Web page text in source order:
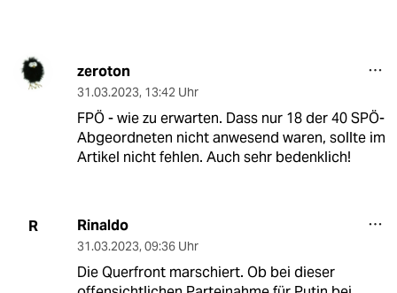
zeroton
31.03.2023, 13:42 Uhr
FPÖ - wie zu erwarten. Dass nur 18 der 40 SPÖ-
Abgeordneten nicht anwesend waren, sollte im
Artikel nicht fehlen. Auch sehr bedenklich!
R Rinaldo
31.03.2023, 09:36 Uhr
Die Querfront marschiert. Ob bei dieser